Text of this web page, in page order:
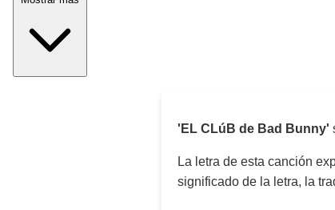
'EL CLúB de Bad Bunny'
La letra de esta canción
significado de la letra, la